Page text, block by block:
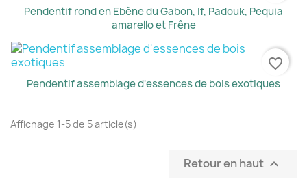
Pendentif rond en Ebène du Gabon, If, Padouk, Pequia
amarello et Frêne
Pendentif assemblage d'essences de bois exotiques
favorite_border
Affichage 1-5 de 5 article(s)
Retour en haut 